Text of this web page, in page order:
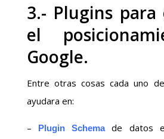
3.- Plugins
el
Google.
Entre otras cosas cada uno
ayudara en:
– Plugin Schemade datos